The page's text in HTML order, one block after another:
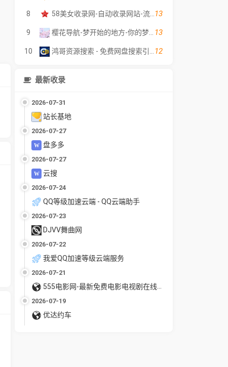
8 13
9 13
10 12
最新收录
2026-07-31
站长基地
2026-07-27
盘多多
2026-07-27
云搜
2026-07-24
QQ等级加速云端 - QQ云端助手
2026-07-23
DJVV舞曲网
2026-07-22
我爱QQ加速等级云端服务
2026-07-21
555电影网-最新免费电影电视剧在线观看
2026-07-19
优达约车